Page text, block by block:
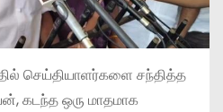
செய்தியாளர்களை சந்தித்த
கடந்த ஒரு மாதமாக